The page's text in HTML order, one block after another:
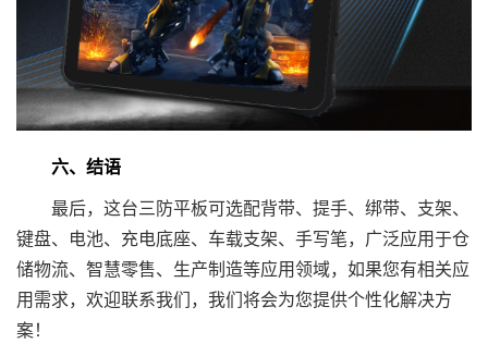
六、结语
最后，这台三防平板可选配背带、提手、绑带、支架、
键盘、电池、充电底座、车载支架、手写笔，广泛应用于仓
储物流、智慧零售、生产制造等应用领域，如果您有相关应
用需求，欢迎联系我们，我们将会为您提供个性化解决方
案！